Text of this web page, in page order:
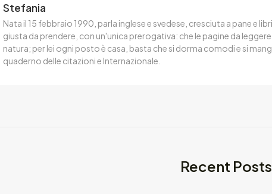
Stefania
Nata il 15 febbraio 1990, parla inglese e svedese, cresciuta a pane e
giusta da prendere, con un'unica prerogativa: che le pagine da
natura; per lei ogni posto è casa, basta che si dorma comodi e si
quaderno delle citazioni e Internazionale.
Recent Posts